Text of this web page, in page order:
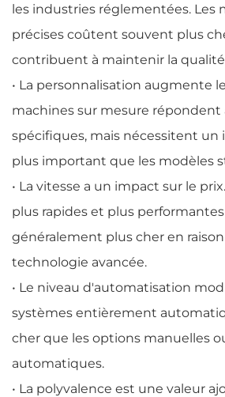
les industries réglementées. Les
précises coûtent souvent plus
contribuent à maintenir la
• La personnalisation augmente
machines sur mesure répondent
spécifiques, mais nécessitent un
plus important que les modèles
• La vitesse a un impact sur le
plus rapides et plus
généralement plus cher en
technologie avancée.
• Le niveau d'automatisation
systèmes entièrement
cher que les options manuelles
automatiques.
• La polyvalence est une valeur